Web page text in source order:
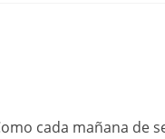
Como cada mañana de